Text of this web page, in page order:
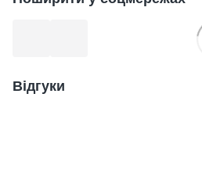
Відгуки